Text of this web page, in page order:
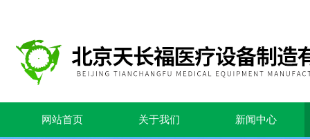
网站首页 关于我们 新闻中心